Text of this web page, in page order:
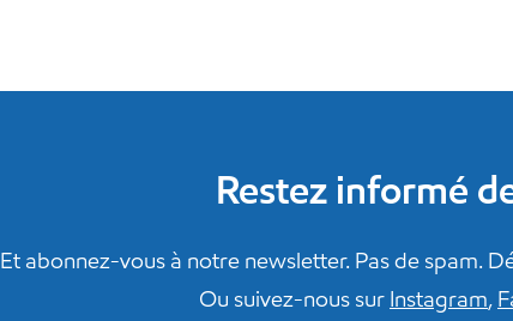
Restez informé
Et abonnez-vous à notre newsletter. Pas de spam.
Ou suivez-nous sur Instagram,